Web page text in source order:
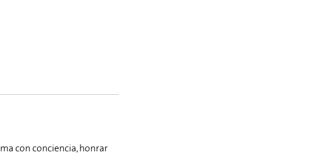
con conciencia, honrar